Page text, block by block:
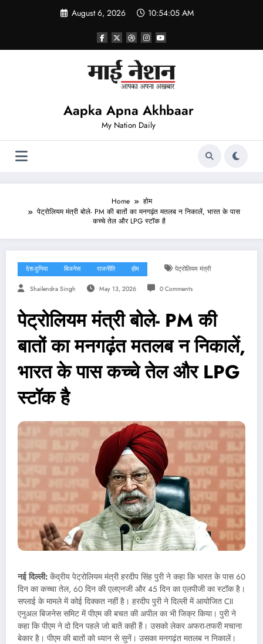
August 6, 2026 10:54:05 AM
Aapka Apna Akhbaar
My Nation Daily
Home
होम
पेट्रोलियम मंत्री बोले- PM की बातों का मनगढ़ंत मतलब न निकालें, भारत के पास
कच्चे तेल और LPG स्टॉक है
देश-दुनिया बिजनेस राजनीति होम पेट्रोलियम मंत्री
Shailendra Singh May 13, 2026 0 Comments
पेट्रोलियम मंत्री बोले- PM की
बातों का मनगढ़ंत मतलब न निकालें,
भारत के पास कच्चे तेल और LPG
स्टॉक है
नई दिल्‍ली: केंद्रीय पेट्रोलियम मंत्री हरदीप सिंह पुरी ने कहा कि भारत के पास 60
दिन का कच्चा तेल, 60 दिन की एलएनजी और 45 दिन का एलपीजी का स्टॉक है।
सप्लाई के मामले में कोई दिक्कत नहीं है। हरदीप पुरी ने दिल्ली में आयोजित CII
एनुअल बिजनेस समिट में पीएम की बचत की अपील का भी जिक्र किया। पुरी ने
कहा कि पीएम ने दो दिन पहले जो बातें कही हैं। उसको लेकर अफरा-तफरी मचाना
बेकार है। पीएम की बातों को ध्यान से सुनें। उसका मनगढ़ंत मतलब न निकालें।